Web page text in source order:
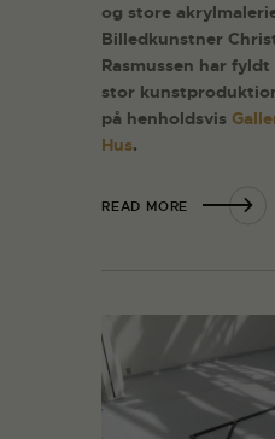
og store
Billedkunstner
Rasmussen har fyldt
stor
på henholdsvis
Hus.
READ MORE